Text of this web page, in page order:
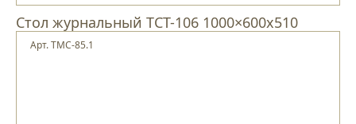
Стол журнальный TCT-106 1000×600х510
Арт. ТМС-85.1